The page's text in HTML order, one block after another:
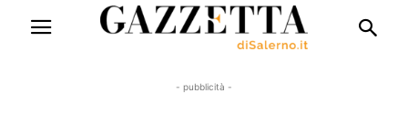
- pubblicità -